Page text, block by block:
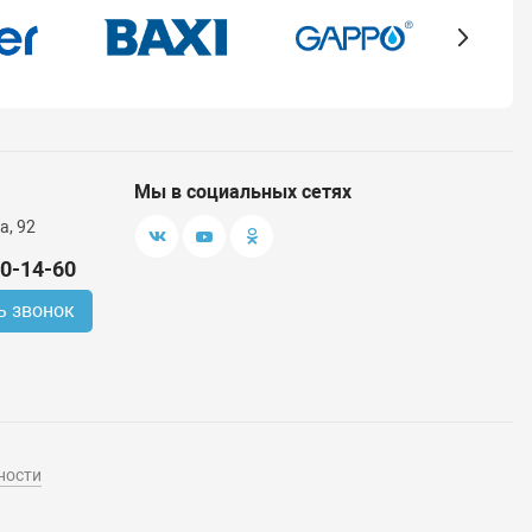
92
14-60
звонок
Мы в социальных сетях